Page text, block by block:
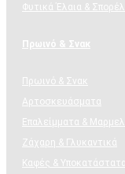
Φυτικά Έλαια &
Πρωινό & Σνακ
Πρωινό & Σνακ
Αρτοσκευάσματα
Επαλείμματα &
Ζάχαρη & Γλυκαντικά
Καφές & Υποκατάστατα